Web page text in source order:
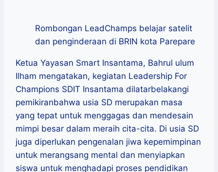
Rombongan LeadChamps belajar satelit
dan penginderaan di BRIN kota Parepare
Ketua Yayasan Smart Insantama, Bahrul ulum
Ilham mengatakan, kegiatan Leadership For
Champions SDIT Insantama dilatarbelakangi
pemikiranbahwa usia SD merupakan masa
yang tepat untuk menggagas dan mendesain
mimpi besar dalam meraih cita-cita. Di usia SD
juga diperlukan pengenalan jiwa kepemimpinan
untuk merangsang mental dan menyiapkan
siswa untuk menghadapi proses pendidikan